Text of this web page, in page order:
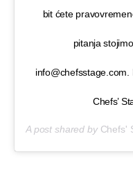
bit ćete
pitanja
info@chefsstage.com.
Chefs’
A post shared by Chefs'